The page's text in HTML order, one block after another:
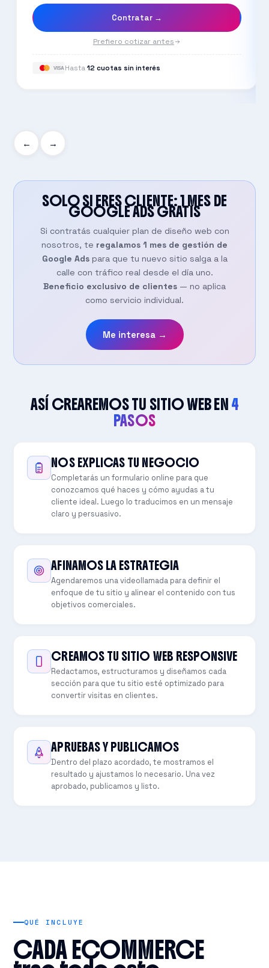
Contratar →
Prefiero cotizar antes
VISA Hasta 12 cuotas sin interés
← →
SOLO SI ERES CLIENTE: 1 MES DE
GOOGLE ADSGRATIS
Si contratás cualquier plan de diseño web con
nosotros, te regalamos 1 mes de gestión de
Google Adspara que tu nuevo sitio salga a la
calle con tráfico real desde el día uno.
Beneficio exclusivo de clientes — no aplica
como servicio individual.
Me interesa →
ASÍ CREAREMOS TU SITIO WEB EN4
PASOS
NOS EXPLICAS TU NEGOCIO
Completarás un formulario online para que
conozcamos qué haces y cómo ayudas a tu
cliente ideal. Luego lo traducimos en un mensaje
claro y persuasivo.
AFINAMOS LA ESTRATEGIA
Agendaremos una videollamada para definir el
enfoque de tu sitio y alinear el contenido con tus
objetivos comerciales.
CREAMOS TU SITIO WEB RESPONSIVE
Redactamos, estructuramos y diseñamos cada
sección para que tu sitio esté optimizado para
convertir visitas en clientes.
APRUEBAS Y PUBLICAMOS
Dentro del plazo acordado, te mostramos el
resultado y ajustamos lo necesario. Una vez
aprobado, publicamos y listo.
QUÉ INCLUYE
CADA ECOMMERCE